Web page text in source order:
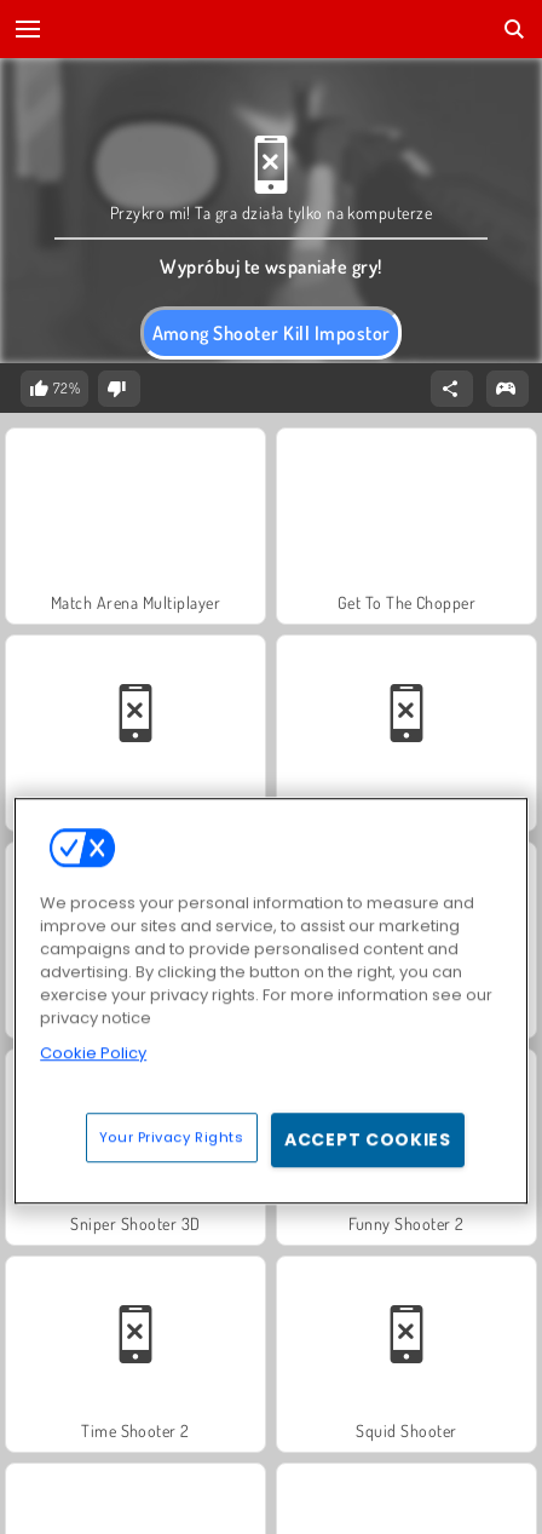
Among Shooter Kill Impostor
Przykro mi! Ta gra działa tylko na komputerze
Wypróbuj te wspaniałe gry!
72%
Match Arena Multiplayer Get To The Chopper
Strike Breakout
Sniper Shooter 3D Funny Shooter 2
Time Shooter 2 Squid Shooter
We process your personal information to measure and
improve our sites and service, to assist our marketing
campaigns and to provide personalised content and
advertising. By clicking the button on the right, you can
exercise your privacy rights. For more information see our
privacy notice
Cookie Policy
Your Privacy Rights ACCEPT COOKIES